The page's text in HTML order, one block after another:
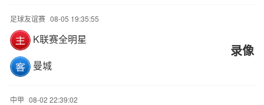
足球友谊赛 08-05 19:35:55
K联赛全明星
曼城
录像
中甲 08-02 22:39:02